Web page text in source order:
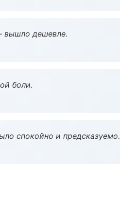
вышло дешевле.
боли.
спокойно и предсказуемо.